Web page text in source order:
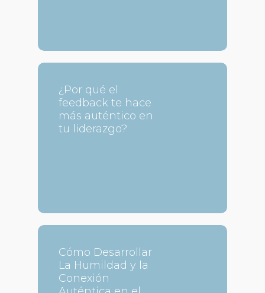
¿Por qué el
feedback te hace
más auténtico en
tu liderazgo?
Cómo Desarrollar
La Humildad y la
Conexión